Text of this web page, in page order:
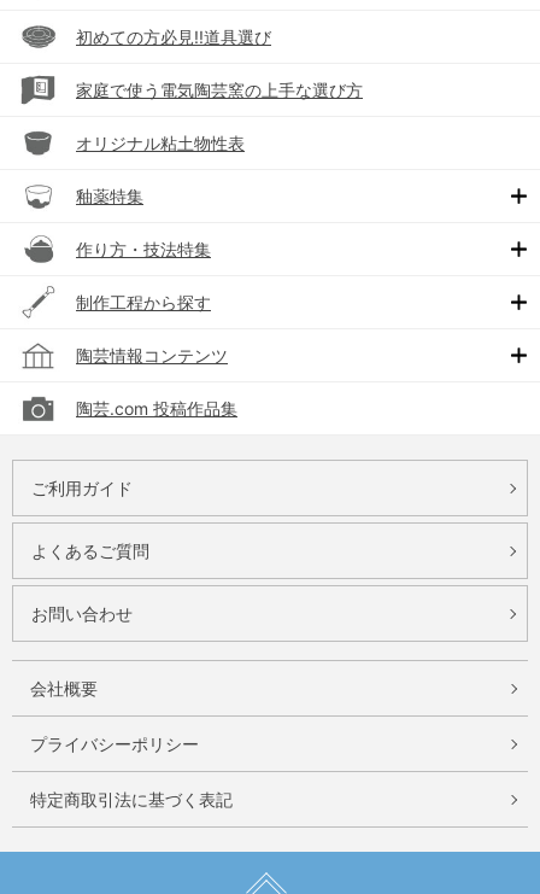
初めての方必見!!道具選び
家庭で使う電気陶芸窯の上手な選び方
オリジナル粘土物性表
釉薬特集
作り方・技法特集
制作工程から探す
陶芸情報コンテンツ
陶芸.com 投稿作品集
ご利用ガイド
よくあるご質問
お問い合わせ
会社概要
プライバシーポリシー
特定商取引法に基づく表記